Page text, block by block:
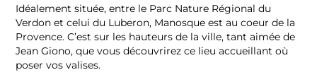
Idéalement située, entre le Parc Nature Régional du
Verdon et celui du Luberon, Manosque est au coeur de la
Provence. C’est sur les hauteurs de la ville, tant aimée de
Jean Giono, que vous découvrirez ce lieu accueillant où
poser vos valises.